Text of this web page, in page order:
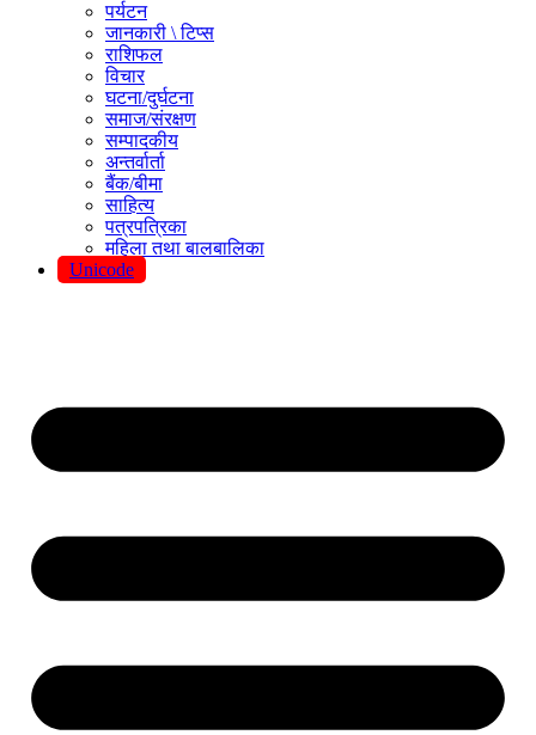
पर्यटन
जानकारी \ टिप्स
राशिफल
विचार
घटना/दुर्घटना
समाज/संरक्षण
सम्पादकीय
अन्तर्वार्ता
बैंक/बीमा
साहित्य
पत्रपत्रिका
महिला तथा बालबालिका
Unicode